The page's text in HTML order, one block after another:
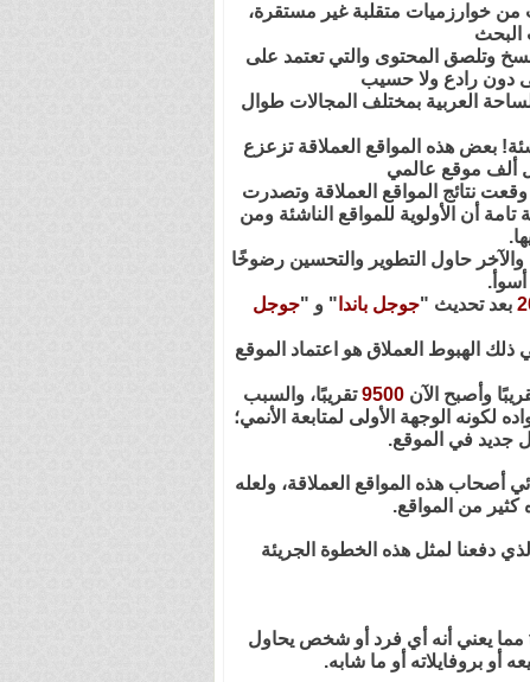
من خوارزميات متقلبة غير مستقرة،
البحث
وتلصق المحتوى والتي تعتمد على
دون رادع ولا حسيب
العربية بمختلف المجالات طوال
بعض هذه المواقع العملاقة تزعزع
ألف موقع عالمي
نتائج المواقع العملاقة وتصدرت
أن الأولوية للمواقع الناشئة ومن
حاول التطوير والتحسين رضوخًا
بعد تحديث "جوجل باندا " و "جوجل
الهبوط العملاق هو اعتماد الموقع
وأصبح الآن9500 تقريبًا، والسبب
الوجهة الأولى لمتابعة الأنمي؛
جديد في الموقع.
أصحاب هذه المواقع العملاقة، ولعله
كثير من المواقع.
دفعنا لمثل هذه الخطوة الجريئة
دومين .com لم ولن يتم إزالته أو مسحه من الشبكة العنكبوتية، فما قمنا به هو إعادة تحويل من .com إلى .tv مما يعني أنه أي فرد أو شخص يحاول